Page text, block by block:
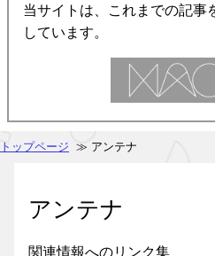
当サイトは、これまでの記事
しています。
トップページ ≫ アンテナ
アンテナ
関連情報へのリンク集